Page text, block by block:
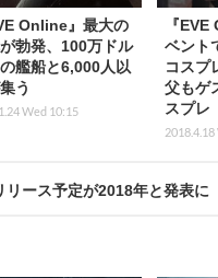
Online』最大の
勃発、100万ドル
艦船と6,000人以
う
Wed 10:15
『
ベント
コスプ
父もゲ
スプレ
ース予定が2018年と発表に